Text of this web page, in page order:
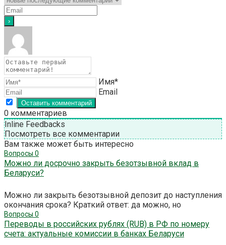
Имя*
Email
0 комментариев
Inline Feedbacks
Посмотреть все комментарии
Вам также может быть интересно
Вопросы 0
Можно ли досрочно закрыть безотзывной вклад в
Беларуси?
Можно ли закрыть безотзывной депозит до наступления
окончания срока? Краткий ответ: да можно, но
Вопросы 0
Переводы в российских рублях (RUB) в РФ по номеру
счета: актуальные комиссии в банках Беларуси